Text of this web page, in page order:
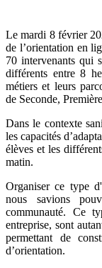
Le mardi 8 février
de l’orientation en
70 intervenants qui
différents entre 8
métiers et leurs
de Seconde,
Dans le contexte
les capacités
élèves et les
matin.
Organiser ce type
nous savions
communauté. Ce
entreprise, sont
permettant de
d’orientation.